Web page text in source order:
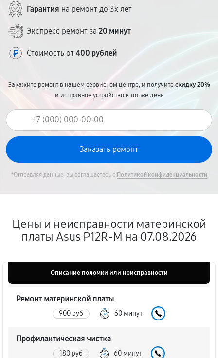
Гарантия на ремонт до 3х лет
Экспресс ремонт за 20 минут
Стоимость от 400 рублей
Закажите ремонт в нашем сервисном центре, и получитескидку 20%
и исправное устройство в тот же день
*Отправляя данные, вы соглашаетесь с Политикой конфиденциальности
Цены и неисправности материнской
платы Asus P12R-M на 07.08.2026
Описание поломки или неисправности
Ремонт материнской платы
900 руб 60 минут
Профилактическая чистка
180 руб 60 минут